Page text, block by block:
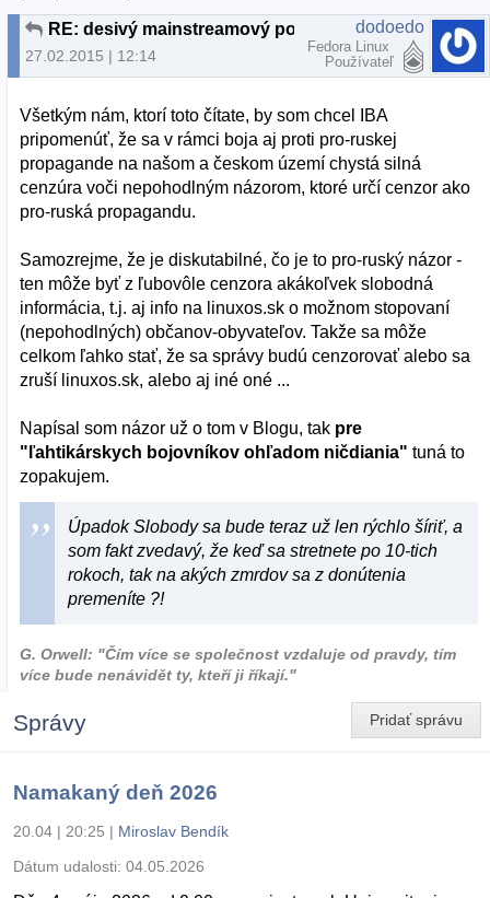
27.02.2015 | 12:14
dodoedo
Fedora Linux
Používateľ
Všetkým nám, ktorí toto čítate, by som chcel IBA
pripomenúť, že sa v rámci boja aj proti pro-ruskej
propagande na našom a českom území chystá silná
cenzúra voči nepohodlným názorom, ktoré určí cenzor ako
pro-ruská propagandu.
Samozrejme, že je diskutabilné, čo je to pro-ruský názor -
ten môže byť z ľubovôle cenzora akákoľvek slobodná
informácia, t.j. aj info na linuxos.sk o možnom stopovaní
(nepohodlných) občanov-obyvateľov. Takže sa môže
celkom ľahko stať, že sa správy budú cenzorovať alebo sa
zruší linuxos.sk, alebo aj iné oné ...
Napísal som názor už o tom v Blogu, tak pre
"ľahtikárskych bojovníkov ohľadom ničdiania" tuná to
zopakujem.
Úpadok Slobody sa bude teraz už len rýchlo šíriť, a
som fakt zvedavý, že keď sa stretnete po 10-tich
rokoch, tak na akých zmrdov sa z donútenia
premeníte ?!
G. Orwell: "Čím více se společnost vzdaluje od pravdy, tím
více bude nenávidět ty, kteří ji říkají."
Pridať správu
Správy
Namakaný deň 2026
20.04 | 20:25 | Miroslav Bendík
Dátum udalosti: 04.05.2026